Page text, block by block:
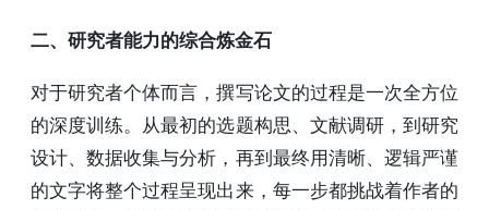
二、研究者能力的综合炼金石
对于研究者个体而言，撰写论文的过程是一次全方位
的深度训练。从最初的选题构思、文献调研，到研究
设计、数据收集与分析，再到最终用清晰、逻辑严谨
的文字将整个过程呈现出来，每一步都挑战着作者的